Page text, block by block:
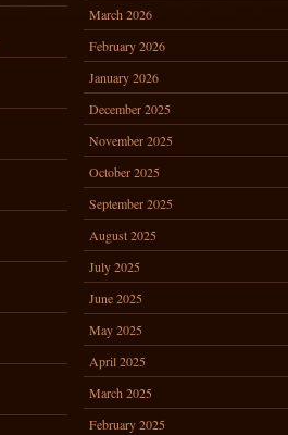
March 2026
February 2026
January 2026
December 2025
November 2025
October 2025
September 2025
August 2025
July 2025
June 2025
May 2025
April 2025
March 2025
February 2025